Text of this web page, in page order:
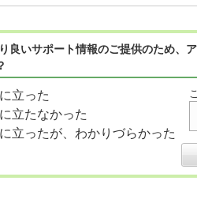
り良いサポート情報のご提供のため
立った
立たなかった
立ったが、わかりづらかった